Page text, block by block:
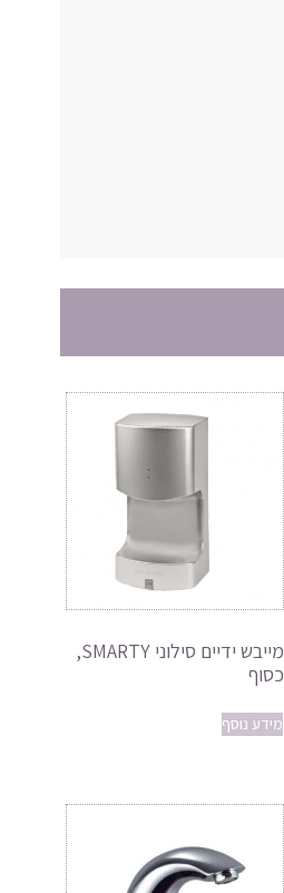
מייבש ידיים סילוני SMARTY,
כסוף
מידע נוסף